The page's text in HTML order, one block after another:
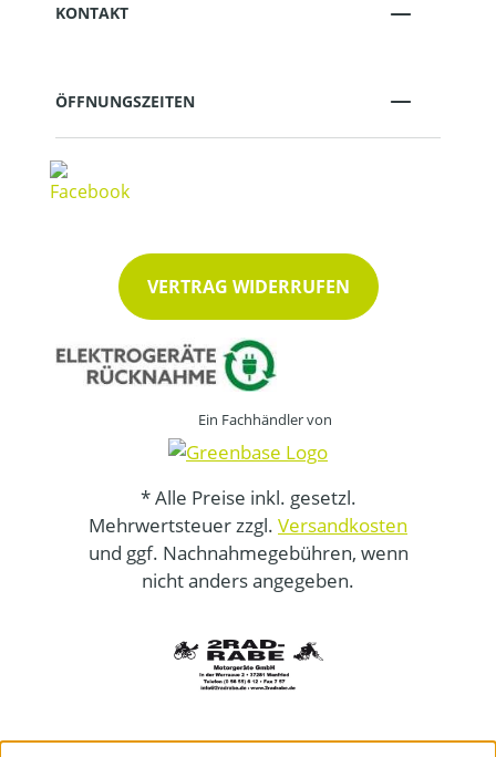
KONTAKT
ÖFFNUNGSZEITEN
VERTRAG WIDERRUFEN
Ein Fachhändler von
* Alle Preise inkl. gesetzl.
Mehrwertsteuer zzgl. Versandkosten
und ggf. Nachnahmegebühren, wenn
nicht anders angegeben.